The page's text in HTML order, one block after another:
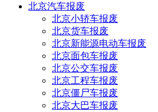
北京汽车报废
北京小轿车报废
北京货车报废
北京新能源电动车报废
北京面包车报废
北京公交车报废
北京工程车报废
北京僵尸车报废
北京大巴车报废